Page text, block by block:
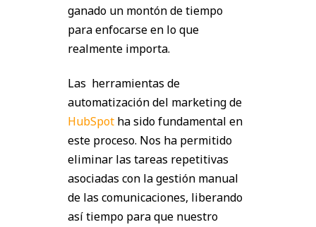
ganado un montón de tiempo
para enfocarse en lo que
realmente importa.
Las herramientas de
automatización del marketing de
HubSpot ha sido fundamental en
este proceso. Nos ha permitido
eliminar las tareas repetitivas
asociadas con la gestión manual
de las comunicaciones, liberando
así tiempo para que nuestro